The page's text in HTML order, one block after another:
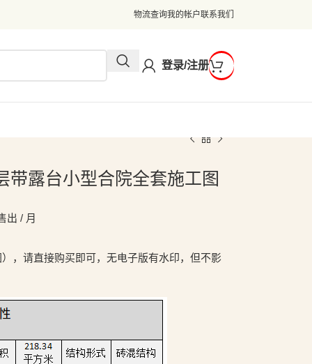
物流查询我的帐户联系我们
登录/注册
带露台小型合院全套施工图
出 / 月
，请直接购买即可，无电子版有水印，但不影